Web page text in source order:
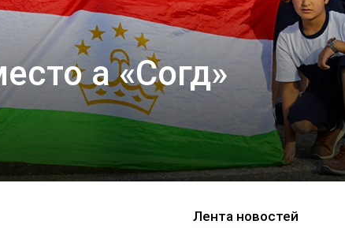
а «Согд»
Лента новостей